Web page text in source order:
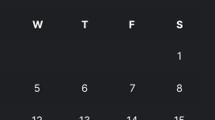
W T F S
1
5 6 7 8